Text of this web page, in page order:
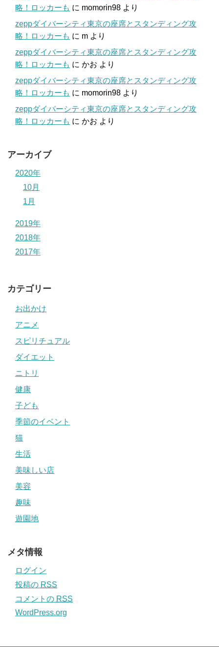
略！ロッカーも に momorin98 より
zeppダイバーシティ東京の座席とスタンディング攻
略！ロッカーも に m より
zeppダイバーシティ東京の座席とスタンディング攻
略！ロッカーも に かお より
zeppダイバーシティ東京の座席とスタンディング攻
略！ロッカーも に momorin98 より
zeppダイバーシティ東京の座席とスタンディング攻
略！ロッカーも に かお より
アーカイブ
2020年
10月
1月
2019年
2018年
2017年
カテゴリー
お出かけ
アニメ
スピリチュアル
ダイエット
ニトリ
健康
子ども
季節のイベント
猫
生活
美味しい店
美容
趣味
遊園地
メタ情報
ログイン
投稿の RSS
コメントの RSS
WordPress.org